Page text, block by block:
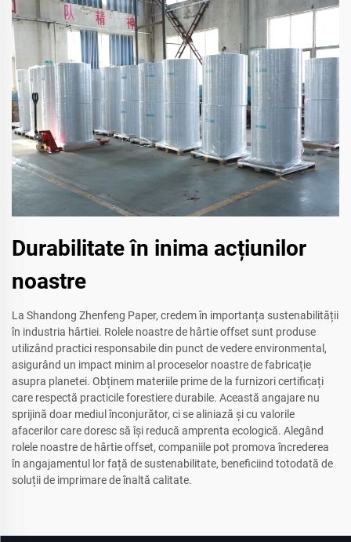
Durabilitate în inima acțiunilor
noastre
La Shandong Zhenfeng Paper, credem în importanța sustenabilității
în industria hârtiei. Rolele noastre de hârtie offset sunt produse
utilizând practici responsabile din punct de vedere environmental,
asigurând un impact minim al proceselor noastre de fabricație
asupra planetei. Obținem materiile prime de la furnizori certificați
care respectă practicile forestiere durabile. Această angajare nu
sprijină doar mediul înconjurător, ci se aliniază și cu valorile
afacerilor care doresc să își reducă amprenta ecologică. Alegând
rolele noastre de hârtie offset, companiile pot promova încrederea
în angajamentul lor față de sustenabilitate, beneficiind totodată de
soluții de imprimare de înaltă calitate.